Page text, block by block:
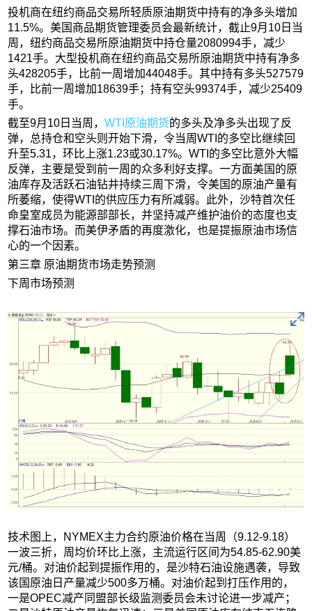
投机商在纽约商品交易所轻质原油期货中持有的净多头增加
11.5%。美国商品期货管理委员会最新统计，截止9月10日当
周，纽约商品交易所原油期货中持仓量2080994手，减少
1421手。大型投机商在纽约商品交易所原油期货中持有净多
头428205手，比前一周增加44048手。其中持有多头527579
手，比前一周增加18639手；持有空头99374手，减少25409
手。
截至9月10日当周，WTI原油期货的多头及净多头出现了反
弹，总持仓和空头则开始下滑，令当周WTI的多空比继续回
升至5.31，环比上涨1.23或30.17%。WTI的多空比意外大幅
反弹，主要是受到前一周的众多利好支撑。一方面美国的原
油库存及活跃石油钻井持续三周下滑，令美国的原油产量有
所萎缩，使得WTI的供应压力有所减弱。此外，沙特首次任
命皇室成员为能源部部长，并坚持减产维护油价的态度也支
撑石油市场。而美伊矛盾的再度激化，也是提振原油市场信
心的一个因素。
第三章 原油期货市场走势预测
下周市场预测
技术图上，NYMEX主力合约原油价格在当周（9.12-9.18）
一波三折，周均价环比上涨，主流运行区间为54.85-62.90美
元/桶。对油价起到提振作用的，是沙特石油设施遇袭，导致
该国原油日产量减少500多万桶。对油价起到打压作用的，
一是OPEC减产同盟部长级监测委员会未讨论进一步减产；